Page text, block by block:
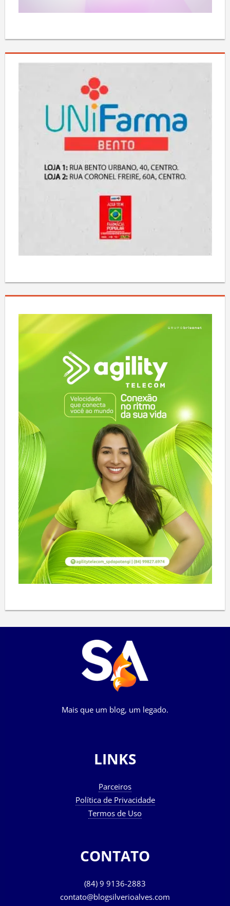
Mais que um blog, um legado.
LINKS
Parceiros
Política de Privacidade
Termos de Uso
CONTATO
(84) 9 9136-2883
contato@blogsilverioalves.com